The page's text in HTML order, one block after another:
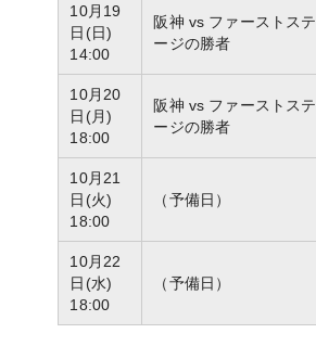
10月19
日(日)
14:00
阪神 vs ファーストステ
ージの勝者
10月20
日(月)
18:00
阪神 vs ファーストステ
ージの勝者
10月21
日(火)
18:00
（予備日）
10月22
日(水)
18:00
（予備日）